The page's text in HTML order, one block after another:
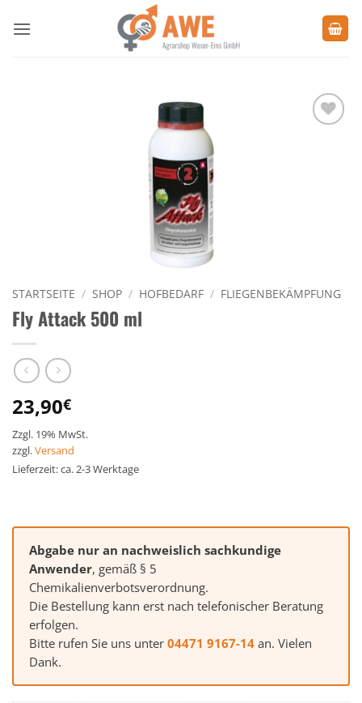
Inhalt
STARTSEITE / SHOP / HOFBEDARF / FLIEGENBEKÄMPFUNG
Fly Attack 500 ml
23,90€
Zzgl. 19% MwSt.
zzgl.Versand
Lieferzeit: ca. 2-3 Werktage
Abgabe nur an nachweislich sachkundige
Anwender, gemäß § 5
Chemikalienverbotsverordnung.
Die Bestellung kann erst nach telefonischer Beratung
erfolgen.
Bitte rufen Sie uns unter04471 9167-14 an. Vielen
Dank.